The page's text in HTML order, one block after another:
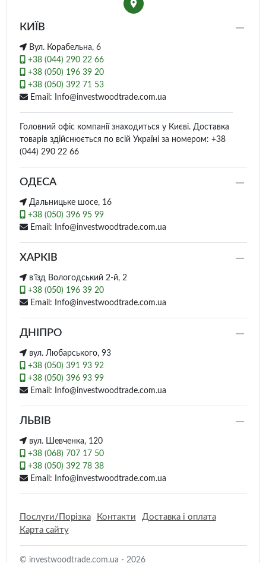
КИЇВ
Вул. Корабельна, 6
+38 (044) 290 22 66
+38 (050) 196 39 20
+38 (050) 392 71 53
Email: Info@investwoodtrade.com.ua
Головний офіс компанії знаходиться у Києві. Доставка
товарів здійснюється по всій Україні за номером: +38
(044) 290 22 66
ОДЕСА
Дальницьке шосе, 16
+38 (050) 396 95 99
Email: Info@investwoodtrade.com.ua
ХАРКІВ
в'їзд Вологодський 2-й, 2
+38 (050) 196 39 20
Email: Info@investwoodtrade.com.ua
ДНІПРО
вул. Любарського, 93
+38 (050) 391 93 92
+38 (050) 396 93 99
Email: Info@investwoodtrade.com.ua
ЛЬВІВ
вул. Шевченка, 120
+38 (068) 707 17 50
+38 (050) 392 78 38
Email: Info@investwoodtrade.com.ua
Послуги/Порізка Контакти
Доставка і оплата
Карта сайту
© investwoodtrade.com.ua - 2026